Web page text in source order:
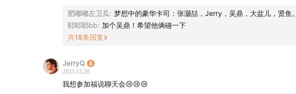
肥嘟嘟左卫瓜: 梦想中的豪华卡司：张灏喆，Jerry，吴鼎，大盆儿，贤鱼。
耶耶耶bb: 加个吴鼎！希望他俩碰一下
共18条回复
JerryQ
2025.12.20
我想参加福说聊天会😢😢😢